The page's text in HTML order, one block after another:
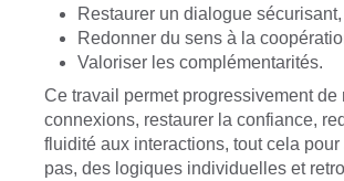
Restaurer un dialogue sécurisant,
Redonner du sens à la
Valoriser les complémentarités.
Ce travail permet progressivement de
connexions, restaurer la confiance,
fluidité aux interactions, tout cela pour
pas, des logiques individuelles et